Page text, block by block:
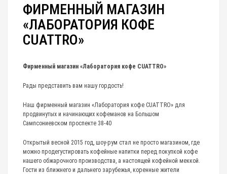
ФИРМЕННЫЙ МАГАЗИН
«ЛАБОРАТОРИЯ КОФЕ
CUATTRO»
Фирменный магазин «Лаборатория кофе CUATTRO»
Рады представить вам нашу гордость!
Наш фирменный магазин «Лаборатория кофе CUATTRO» для
продвинутых и начинающих кофеманов на Большом
Сампсониевском проспекте 38-40
Открытый весной 2015 год, шоу-рум стал не просто магазином, где
можно продегустировать кофейные напитки перед покупкой кофе
нашего обжарочного производства, а настоящей кофейной меккой.
Гости из ближнего и дальнего зарубежья, коренные жители